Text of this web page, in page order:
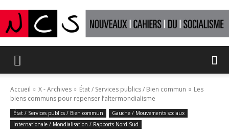
Accueil X - Archives État / Services publics / Bien commun
Les
biens communs pour repenser l’altermondialisme
État / Services publics / Bien commun
Gauche / Mouvements sociaux
Internationale / Mondialisation / Rapports Nord-Sud